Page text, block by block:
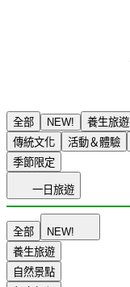
全部 NEW! 養生旅遊
傳統文化
活動＆體驗
季節限定
一日旅遊
全部
NEW!
養生旅遊
自然景點